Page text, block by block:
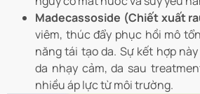
Madecassoside (Chiết xuất
viêm, thúc đẩy phục hồi mô
năng tái tạo da. Sự kết hợp
da nhạy cảm, da sau
nhiều áp lực từ môi trường.